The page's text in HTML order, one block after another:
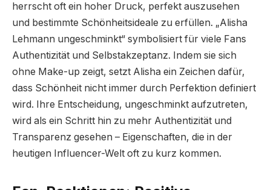
herrscht oft ein hoher Druck, perfekt auszusehen
und bestimmte Schönheitsideale zu erfüllen. „Alisha
Lehmann ungeschminkt“ symbolisiert für viele Fans
Authentizität und Selbstakzeptanz. Indem sie sich
ohne Make-up zeigt, setzt Alisha ein Zeichen dafür,
dass Schönheit nicht immer durch Perfektion definiert
wird. Ihre Entscheidung, ungeschminkt aufzutreten,
wird als ein Schritt hin zu mehr Authentizität und
Transparenz gesehen – Eigenschaften, die in der
heutigen Influencer-Welt oft zu kurz kommen.